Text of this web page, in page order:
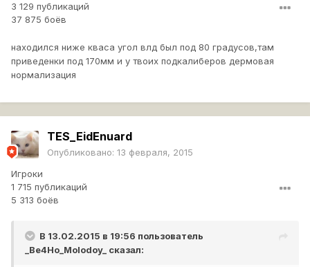
3 129 публикаций
37 875 боёв
находился ниже кваса угол влд был под 80 градусов,там
приведенки под 170мм и у твоих подкалиберов дермовая
нормализация
TES_EidEnuard
Опубликовано: 13 февраля, 2015
Игроки
1 715 публикаций
5 313 боёв
В 13.02.2015 в 19:56 пользователь
_Be4Ho_Molodoy_ сказал: